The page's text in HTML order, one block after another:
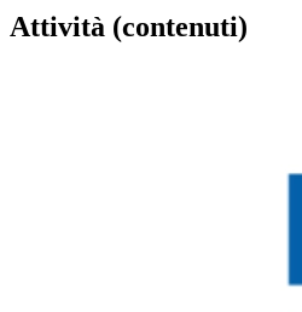
Attività (contenuti)